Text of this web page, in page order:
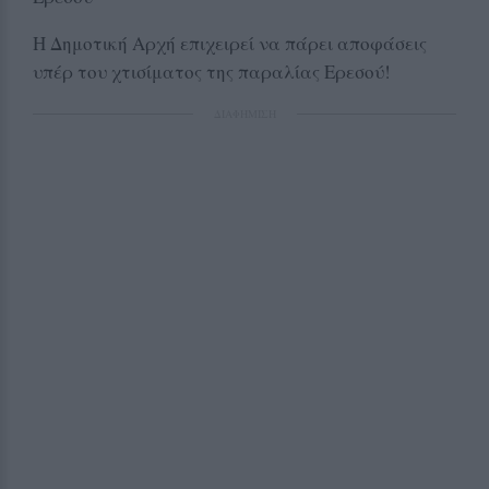
H Δημοτική Αρχή επιχειρεί να πάρει αποφάσεις
υπέρ του χτισίματος της παραλίας Ερεσού!